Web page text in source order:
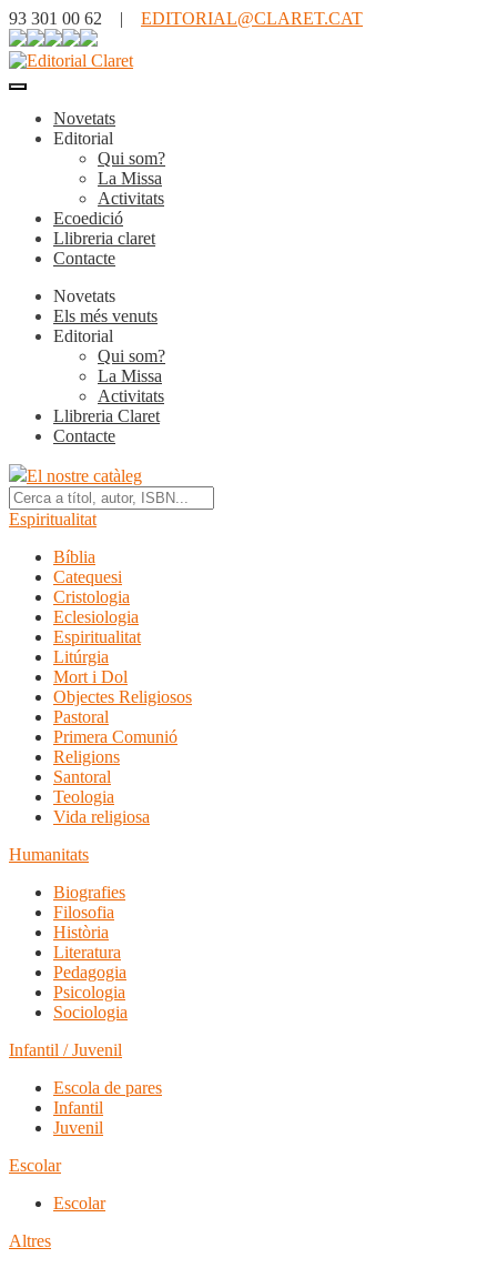
93 301 00 62 | EDITORIAL@CLARET.CAT
Novetats
Editorial
Qui som?
La Missa
Activitats
Ecoedició
Llibreria claret
Contacte
Novetats
Els més venuts
Editorial
Qui som?
La Missa
Activitats
Llibreria Claret
Contacte
El nostre catàleg
Espiritualitat
Bíblia
Catequesi
Cristologia
Eclesiologia
Espiritualitat
Litúrgia
Mort i Dol
Objectes Religiosos
Pastoral
Primera Comunió
Religions
Santoral
Teologia
Vida religiosa
Humanitats
Biografies
Filosofia
Història
Literatura
Pedagogia
Psicologia
Sociologia
Infantil / Juvenil
Escola de pares
Infantil
Juvenil
Escolar
Escolar
Altres